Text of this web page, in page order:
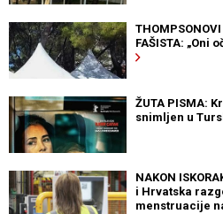
FAŠISTA: „Oni
ŽUTA PISMA:
snimljen u
NAKON
i Hrvatska
menstruacije